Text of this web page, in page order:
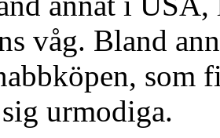
våg. Bland
som
urmodiga.